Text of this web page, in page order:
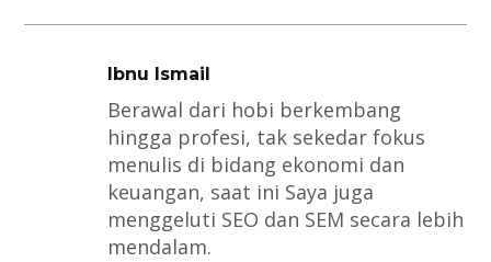
Ibnu Ismail
Berawal dari hobi berkembang
hingga profesi, tak sekedar fokus
menulis di bidang ekonomi dan
keuangan, saat ini Saya juga
menggeluti SEO dan SEM secara lebih
mendalam.